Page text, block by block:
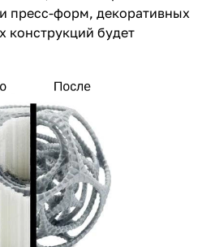
пресс-форм, декоративных
конструкций будет